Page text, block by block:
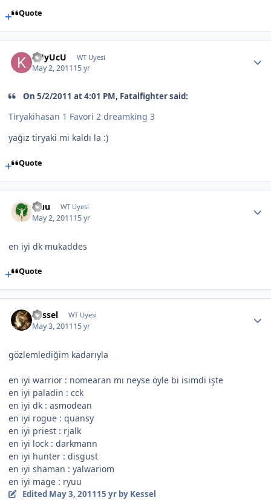
Quote
kUyUcU WT Uyesi
May 2, 201115 yr
On 5/2/2011 at 4:01 PM, Fatalfighter said:
Tiryakihasan 1 Favori 2 dreamking 3
yağız tiryaki mi kaldı la :)
Quote
Fluu WT Uyesi
May 2, 201115 yr
en iyi dk mukaddes
Quote
Kessel WT Uyesi
May 3, 201115 yr
gözlemlediğim kadarıyla
en iyi warrior : nomearan mı neyse öyle bi isimdi işte
en iyi paladin : cck
en iyi dk : asmodean
en iyi rogue : quansy
en iyi priest : rjalk
en iyi lock : darkmann
en iyi hunter : disgust
en iyi shaman : yalwariom
en iyi mage : ryuu
Edited May 3, 201115 yrby Kessel